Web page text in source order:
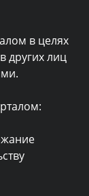
в целях
других лиц